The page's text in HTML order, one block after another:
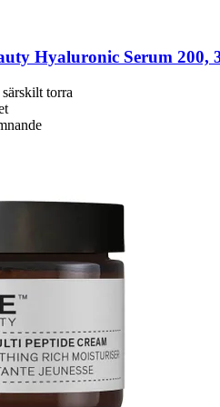
Hyaluronic Serum 200,
torra